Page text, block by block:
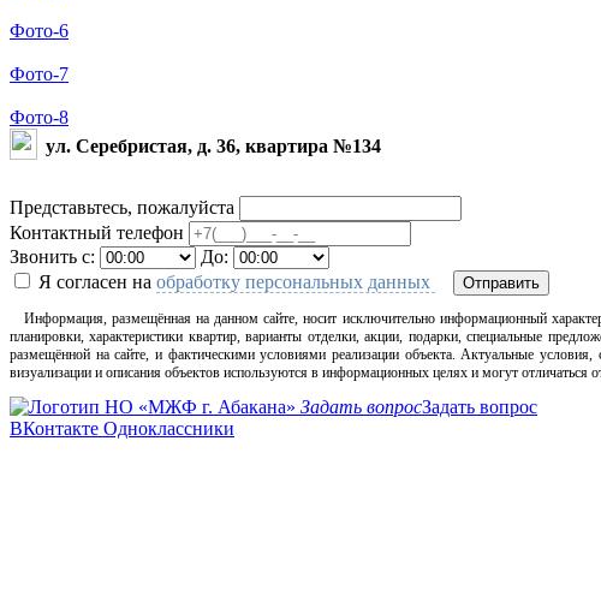
Фото-6
Фото-7
Фото-8
ул. Серебристая, д. 36, квартира №134
Представьтесь, пожалуйста
Контактный телефон
Звонить с:
До:
Я согласен на обработку персональных данных Отправить
Информация, размещённая на данном сайте, носит исключительно информационный
планировки, характеристики квартир, варианты отделки, акции, подарки, специальные
размещённой на сайте, и фактическими условиями реализации объекта. Актуальные
визуализации и описания объектов используются в информационных целях и могут отличаться
Задать вопросЗадать вопрос
ВКонтакте Одноклассники